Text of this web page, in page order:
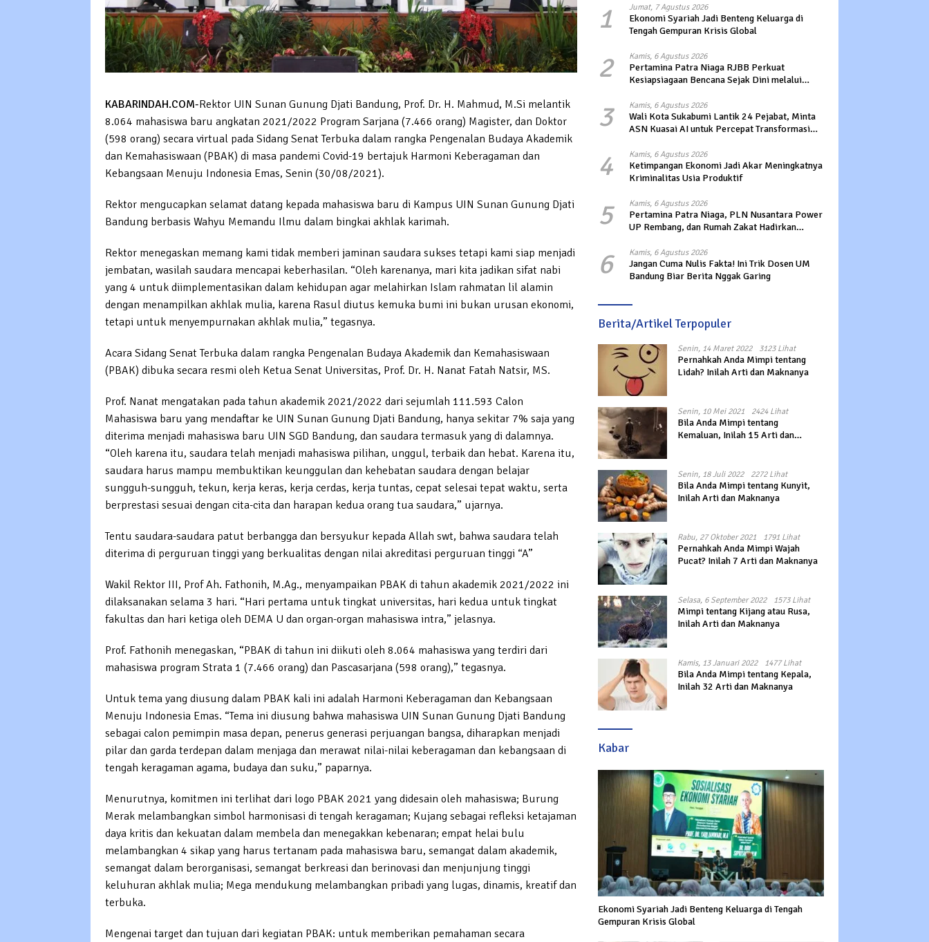
KABARINDAH.COM-Rektor UIN Sunan Gunung Djati Bandung, Prof. Dr. H. Mahmud, M.Si melantik
8.064 mahasiswa baru angkatan 2021/2022 Program Sarjana (7.466 orang) Magister, dan Doktor
(598 orang) secara virtual pada Sidang Senat Terbuka dalam rangka Pengenalan Budaya Akademik
dan Kemahasiswaan (PBAK) di masa pandemi Covid-19 bertajuk Harmoni Keberagaman dan
Kebangsaan Menuju Indonesia Emas, Senin (30/08/2021).
Rektor mengucapkan selamat datang kepada mahasiswa baru di Kampus UIN Sunan Gunung Djati
Bandung berbasis Wahyu Memandu Ilmu dalam bingkai akhlak karimah.
Rektor menegaskan memang kami tidak memberi jaminan saudara sukses tetapi kami siap menjadi
jembatan, wasilah saudara mencapai keberhasilan. “Oleh karenanya, mari kita jadikan sifat nabi
yang 4 untuk diimplementasikan dalam kehidupan agar melahirkan Islam rahmatan lil alamin
dengan menampilkan akhlak mulia, karena Rasul diutus kemuka bumi ini bukan urusan ekonomi,
tetapi untuk menyempurnakan akhlak mulia,” tegasnya.
Acara Sidang Senat Terbuka dalam rangka Pengenalan Budaya Akademik dan Kemahasiswaan
(PBAK) dibuka secara resmi oleh Ketua Senat Universitas, Prof. Dr. H. Nanat Fatah Natsir, MS.
Prof. Nanat mengatakan pada tahun akademik 2021/2022 dari sejumlah 111.593 Calon
Mahasiswa baru yang mendaftar ke UIN Sunan Gunung Djati Bandung, hanya sekitar 7% saja yang
diterima menjadi mahasiswa baru UIN SGD Bandung, dan saudara termasuk yang di dalamnya.
“Oleh karena itu, saudara telah menjadi mahasiswa pilihan, unggul, terbaik dan hebat. Karena itu,
saudara harus mampu membuktikan keunggulan dan kehebatan saudara dengan belajar
sungguh-sungguh, tekun, kerja keras, kerja cerdas, kerja tuntas, cepat selesai tepat waktu, serta
berprestasi sesuai dengan cita-cita dan harapan kedua orang tua saudara,” ujarnya.
Tentu saudara-saudara patut berbangga dan bersyukur kepada Allah swt, bahwa saudara telah
diterima di perguruan tinggi yang berkualitas dengan nilai akreditasi perguruan tinggi “A”
Wakil Rektor III, Prof Ah. Fathonih, M.Ag., menyampaikan PBAK di tahun akademik 2021/2022 ini
dilaksanakan selama 3 hari. “Hari pertama untuk tingkat universitas, hari kedua untuk tingkat
fakultas dan hari ketiga oleh DEMA U dan organ-organ mahasiswa intra,” jelasnya.
Prof. Fathonih menegaskan, “PBAK di tahun ini diikuti oleh 8.064 mahasiswa yang terdiri dari
mahasiswa program Strata 1 (7.466 orang) dan Pascasarjana (598 orang),” tegasnya.
Untuk tema yang diusung dalam PBAK kali ini adalah Harmoni Keberagaman dan Kebangsaan
Menuju Indonesia Emas. “Tema ini diusung bahwa mahasiswa UIN Sunan Gunung Djati Bandung
sebagai calon pemimpin masa depan, penerus generasi perjuangan bangsa, diharapkan menjadi
pilar dan garda terdepan dalam menjaga dan merawat nilai-nilai keberagaman dan kebangsaan di
tengah keragaman agama, budaya dan suku,” paparnya.
Menurutnya, komitmen ini terlihat dari logo PBAK 2021 yang didesain oleh mahasiswa; Burung
Merak melambangkan simbol harmonisasi di tengah keragaman; Kujang sebagai refleksi ketajaman
daya kritis dan kekuatan dalam membela dan menegakkan kebenaran; empat helai bulu
melambangkan 4 sikap yang harus tertanam pada mahasiswa baru, semangat dalam akademik,
semangat dalam berorganisasi, semangat berkreasi dan berinovasi dan menjunjung tinggi
keluhuran akhlak mulia; Mega mendukung melambangkan pribadi yang lugas, dinamis, kreatif dan
terbuka.
Mengenai target dan tujuan dari kegiatan PBAK: untuk memberikan pemahaman secara
1 Jumat, 7 Agustus 2026
Ekonomi Syariah Jadi Benteng Keluarga di
Tengah Gempuran Krisis Global
2 Kamis, 6 Agustus 2026
Pertamina Patra Niaga RJBB Perkuat
Kesiapsiagaan Bencana Sejak Dini melalui
3 Kamis, 6 Agustus 2026
Wali Kota Sukabumi Lantik 24 Pejabat, Minta
ASN Kuasai AI untuk Percepat Transformasi
4 Kamis, 6 Agustus 2026
Ketimpangan Ekonomi Jadi Akar Meningkatnya
Kriminalitas Usia Produktif
5 Kamis, 6 Agustus 2026
Pertamina Patra Niaga, PLN Nusantara Power
UP Rembang, dan Rumah Zakat Hadirkan
Gempa di Sigi
6 Kamis, 6 Agustus 2026
Jangan Cuma Nulis Fakta! Ini Trik Dosen UM
Bandung Biar Berita Nggak Garing
Berita/Artikel Terpopuler
Senin, 14 Maret 2022 3123 Lihat
Pernahkah Anda Mimpi tentang
Lidah? Inilah Arti dan Maknanya
Senin, 10 Mei 2021 2424 Lihat
Bila Anda Mimpi tentang
Kemaluan, Inilah 15 Arti dan
Senin, 18 Juli 2022 2272 Lihat
Bila Anda Mimpi tentang Kunyit,
Inilah Arti dan Maknanya
Rabu, 27 Oktober 2021 1791 Lihat
Pernahkah Anda Mimpi Wajah
Pucat? Inilah 7 Arti dan Maknanya
Selasa, 6 September 2022 1573 Lihat
Mimpi tentang Kijang atau Rusa,
Inilah Arti dan Maknanya
Kamis, 13 Januari 2022 1477 Lihat
Bila Anda Mimpi tentang Kepala,
Inilah 32 Arti dan Maknanya
Kabar
Ekonomi Syariah Jadi Benteng Keluarga di Tengah
Gempuran Krisis Global